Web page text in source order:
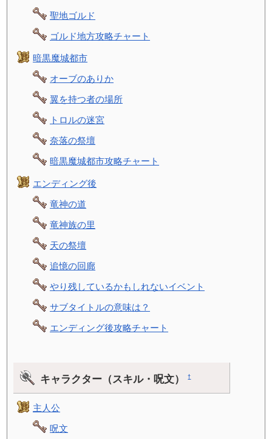
聖地ゴルド
ゴルド地方攻略チャート
暗黒魔城都市
オーブのありか
翼を持つ者の場所
トロルの迷宮
奈落の祭壇
暗黒魔城都市攻略チャート
エンディング後
竜神の道
竜神族の里
天の祭壇
追憶の回廊
やり残しているかもしれないイベント
サブタイトルの意味は？
エンディング後攻略チャート
キャラクター（スキル・呪文）†
主人公
呪文